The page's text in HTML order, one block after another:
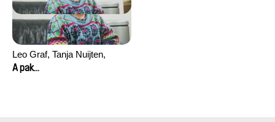
Leo Graf, Tanja Nuijten,
Raphael Stalder
A pak...